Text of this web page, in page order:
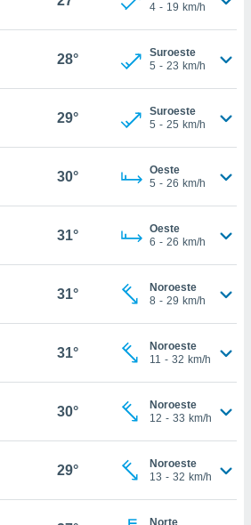
4 - 19 km/h
28°
Suroeste
5 - 23 km/h
29°
Suroeste
5 - 25 km/h
30°
Oeste
5 - 26 km/h
31°
Oeste
6 - 26 km/h
31°
Noroeste
8 - 29 km/h
31°
Noroeste
11 - 32 km/h
30°
Noroeste
12 - 33 km/h
29°
Noroeste
13 - 32 km/h
Norte